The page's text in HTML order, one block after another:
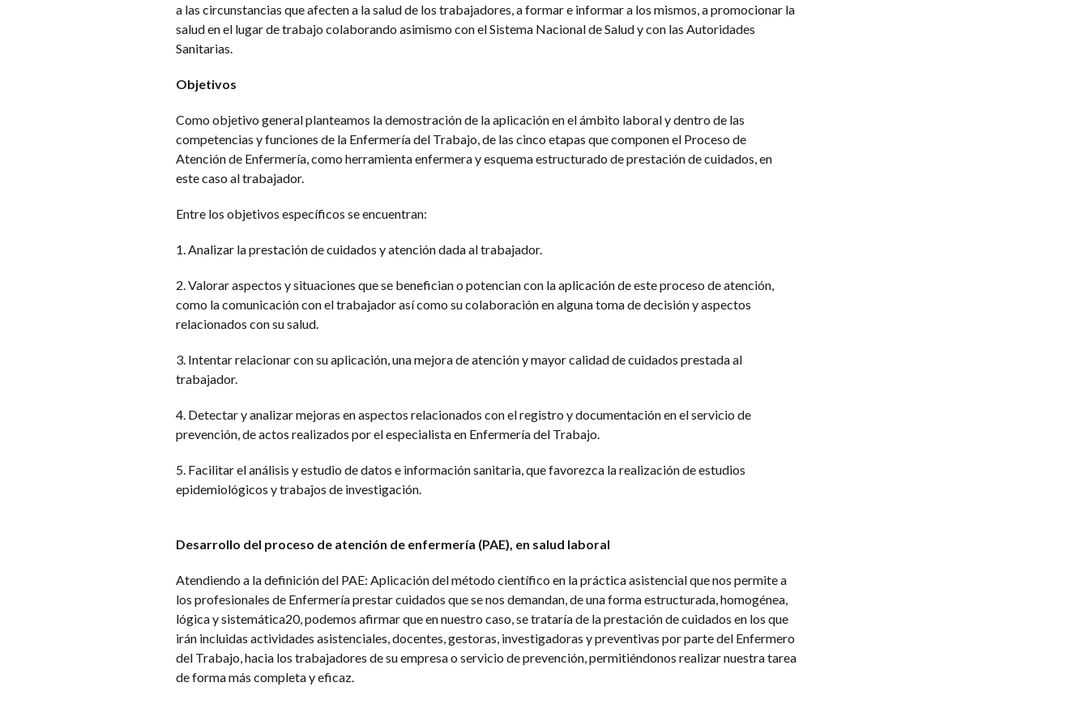
a las circunstancias que afecten a la salud de los trabajadores, a formar e informar a los mismos, a promocionar la
salud en el lugar de trabajo colaborando asimismo con el Sistema Nacional de Salud y con las Autoridades
Sanitarias.
Objetivos
Como objetivo general planteamos la demostración de la aplicación en el ámbito laboral y dentro de las
competencias y funciones de la Enfermería del Trabajo, de las cinco etapas que componen el Proceso de
Atención de Enfermería, como herramienta enfermera y esquema estructurado de prestación de cuidados, en
este caso al trabajador.
Entre los objetivos específicos se encuentran:
1. Analizar la prestación de cuidados y atención dada al trabajador.
2. Valorar aspectos y situaciones que se benefician o potencian con la aplicación de este proceso de atención,
como la comunicación con el trabajador así como su colaboración en alguna toma de decisión y aspectos
relacionados con su salud.
3. Intentar relacionar con su aplicación, una mejora de atención y mayor calidad de cuidados prestada al
trabajador.
4. Detectar y analizar mejoras en aspectos relacionados con el registro y documentación en el servicio de
prevención, de actos realizados por el especialista en Enfermería del Trabajo.
5. Facilitar el análisis y estudio de datos e información sanitaria, que favorezca la realización de estudios
epidemiológicos y trabajos de investigación.
Desarrollo del proceso de atención de enfermería (PAE), en salud laboral
Atendiendo a la definición del PAE: Aplicación del método científico en la práctica asistencial que nos permite a
los profesionales de Enfermería prestar cuidados que se nos demandan, de una forma estructurada, homogénea,
lógica y sistemática20, podemos afirmar que en nuestro caso, se trataría de la prestación de cuidados en los que
irán incluidas actividades asistenciales, docentes, gestoras, investigadoras y preventivas por parte del Enfermero
del Trabajo, hacia los trabajadores de su empresa o servicio de prevención, permitiéndonos realizar nuestra tarea
de forma más completa y eficaz.